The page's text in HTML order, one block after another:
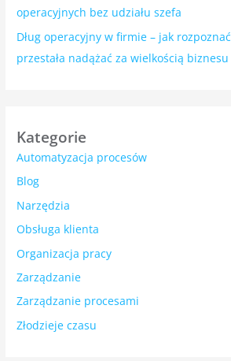
operacyjnych bez udziału szefa
Dług operacyjny w firmie – jak
przestała nadążać za wielkością biznesu
Kategorie
Automatyzacja procesów
Blog
Narzędzia
Obsługa klienta
Organizacja pracy
Zarządzanie
Zarządzanie procesami
Złodzieje czasu